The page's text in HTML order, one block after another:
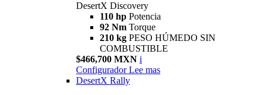
DesertX Discovery
110 hp Potencia
92 Nm Torque
210 kg PESO HÚMEDO SIN
COMBUSTIBLE
$466,700 MXN i
Configurador Lee mas
DesertX Rally